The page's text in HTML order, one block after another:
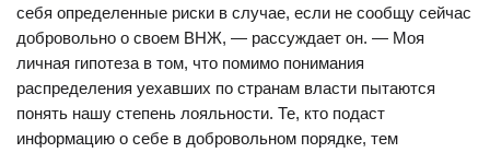
себя определенные риски в случае, если не сообщу сейчас
добровольно о своем ВНЖ, — рассуждает он. — Моя
личная гипотеза в том, что помимо понимания
распределения уехавших по странам власти пытаются
понять нашу степень лояльности. Те, кто подаст
информацию о себе в добровольном порядке, тем